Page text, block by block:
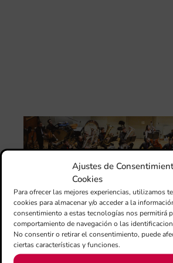
Ajustes de
Cookies
Para ofrecer las mejores experiencias, utilizamos
cookies para almacenar y/o acceder a la
consentimiento a estas tecnologías nos permitirá
comportamiento de navegación o las
No consentir o retirar el consentimiento, puede
ciertas características y funciones.